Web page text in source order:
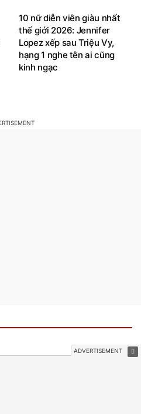
10 nữ diễn viên giàu nhất
thế giới 2026: Jennifer
Lopez xếp sau Triệu Vy,
hạng 1 nghe tên ai cũng
kinh ngạc